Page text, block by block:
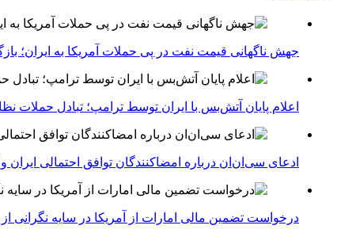
جهش ناگهانی قیمت نفت در پی حملات آمریکا به ایران؛
اعلام پایان آتش‌بس با ایران توسط ترامپ؛ تبادل حملات
ادعای سی‌ان‌ان درباره امضاکنندگان توافق احتمالی ایران و
درخواست تضمین مالی امارات از آمریکا در سایه نگرانی از